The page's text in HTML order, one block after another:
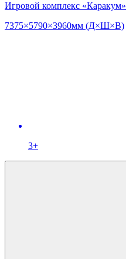
Игровой комплекс «Каракум»
7375×5790×3960мм (Д×Ш×В)
3+